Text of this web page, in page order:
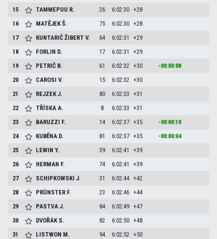
15
TAMMEPUU R. 26 6:02:30 +28
16
MATĚJEKŠ. 75 6:02:30 +28
17
KUNTARIČ ŽIBERTV. 64 6:02:31
+29
18
FORLIN D. 17 6:02:31
+29
19
PETRIČ B. 61 6:02:32 +30
-00:00:08
20
CAROSIV. 15 6:02:32 +30
21
REJZEKJ. 80 6:02:33 +31
22
TŘÍSKAA. 8 6:02:33 +31
23
BARUZZI F. 14 6:02:37 +35
-00:00:10
24
KUBĚNA D. 81 6:02:37 +35
-00:00:04
25
LEWINY. 39 6:02:41
+39
26
HERMAN F. 74 6:02:41
+39
27
SCHIPKOWSKIJ. 31 6:02:44 +42
28
PRÜNSTER F. 23 6:02:46 +44
29
PASTVAJ. 84 6:02:49 +47
30
DVOŘÁK S. 82 6:02:50 +48
31
LISTWON M. 94 6:02:52 +50